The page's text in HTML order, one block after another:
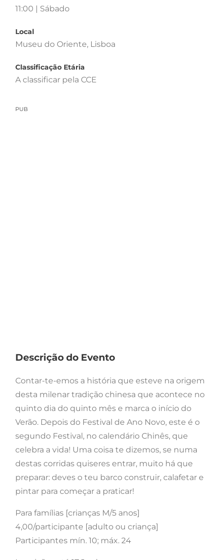
11:00 | Sábado
Local
Museu do Oriente, Lisboa
Classificação Etária
A classificar pela CCE
PUB
Descrição do Evento
Contar-te-emos a história que esteve na origem
desta milenar tradição chinesa que acontece no
quinto dia do quinto mês e marca o início do
Verão. Depois do Festival de Ano Novo, este é o
segundo Festival, no calendário Chinês, que
celebra a vida! Uma coisa te dizemos, se numa
destas corridas quiseres entrar, muito há que
preparar: deves o teu barco construir, calafetar e
pintar para começar a praticar!
Para famílias [crianças M/5 anos]
4,00/participante [adulto ou criança]
Participantes mín. 10; máx. 24